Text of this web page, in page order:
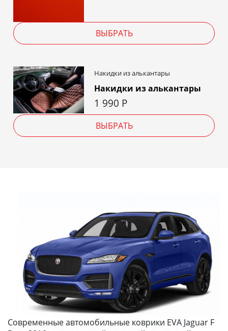
ВЫБРАТЬ
Накидки из алькантары
Накидки из алькантары
1 990 Р
ВЫБРАТЬ
Современные автомобильные коврики EVA Jaguar F